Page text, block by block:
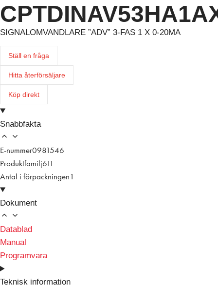
SIGNALOMVANDLARE ”ADV” 3-FAS 1 X 0-20MA
Ställ en fråga
Hitta återförsäljare
Köp direkt
Snabbfakta
E-nummer0981546
Produktfamilj611
Antal i förpackningen 1
Dokument
Datablad
Manual
Programvara
Teknisk information